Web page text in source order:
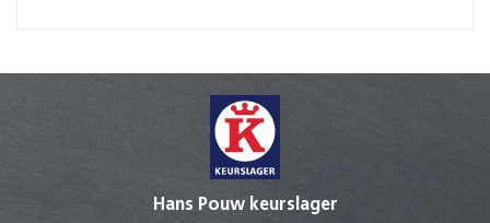
Hans Pouw keurslager